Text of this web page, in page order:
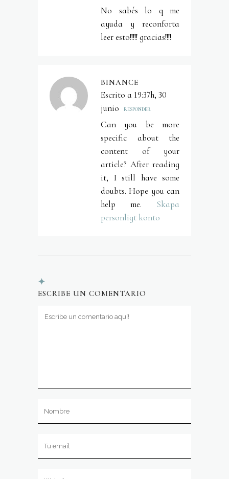
No sabés lo q me
ayuda y reconforta
leer esto!!!!! gracias!!!!
BINANCE
Escrito a 19:37h, 30
junio
RESPONDER
Can you be more
specific about the
content of your
article? After reading
it, I still have some
doubts. Hope you can
help me. Skapa
personligt konto
ESCRIBE UN COMENTARIO